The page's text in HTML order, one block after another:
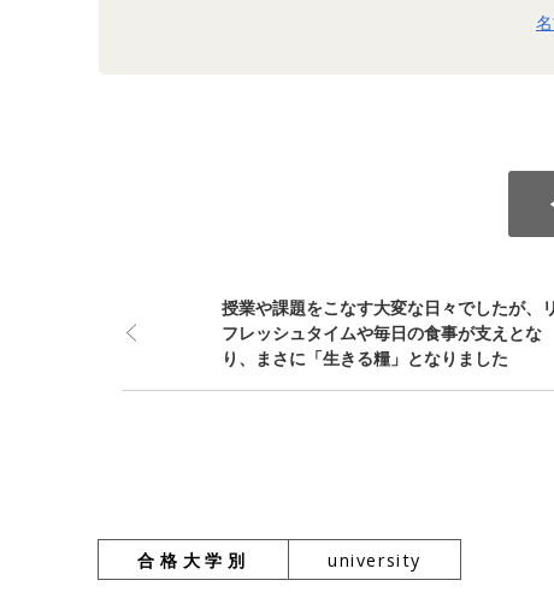
授業や課題をこなす大変な日々でしたが、リ
フレッシュタイムや毎日の食事が支えとな
り、まさに「生きる糧」となりました
合格大学別 university